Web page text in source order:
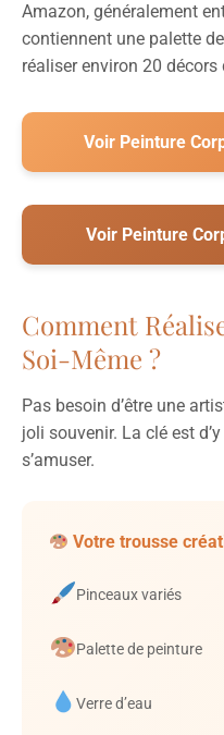
Amazon, généralement
contiennent une palette
réaliser environ 20
Voir Peinture
Voir Peinture
Comment
Soi-Même ?
Pas besoin d’être une
joli souvenir. La clé est
s’amuser.
Votre trousse
Pinceaux variés
Palette de peinture
Verre d’eau